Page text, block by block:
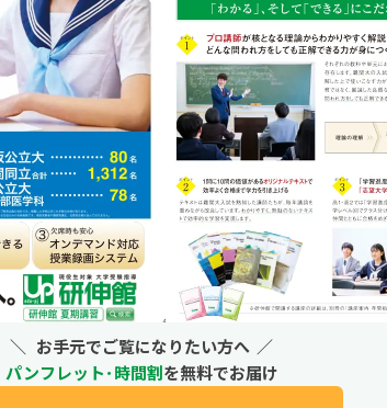
＼ お手元でご覧になりたい方へ ／
パンフレット･時間割を無料でお届け